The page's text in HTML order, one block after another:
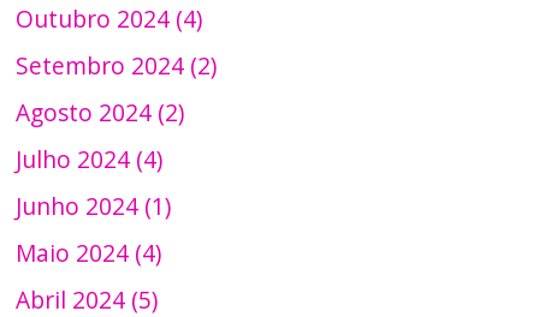
Outubro 2024 (4)
Setembro 2024 (2)
Agosto 2024 (2)
Julho 2024 (4)
Junho 2024 (1)
Maio 2024 (4)
Abril 2024 (5)